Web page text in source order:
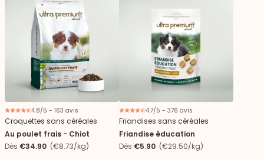
vers le bas
4.8/5 - 163 avis
Croquettes sans céréales
Au poulet frais - Chiot
Dès €34.90 (€8.73/kg)
4.7/5 - 376 avis
Friandises sans céréales
Friandise éducation
Dès €5.90 (€29.50/kg)